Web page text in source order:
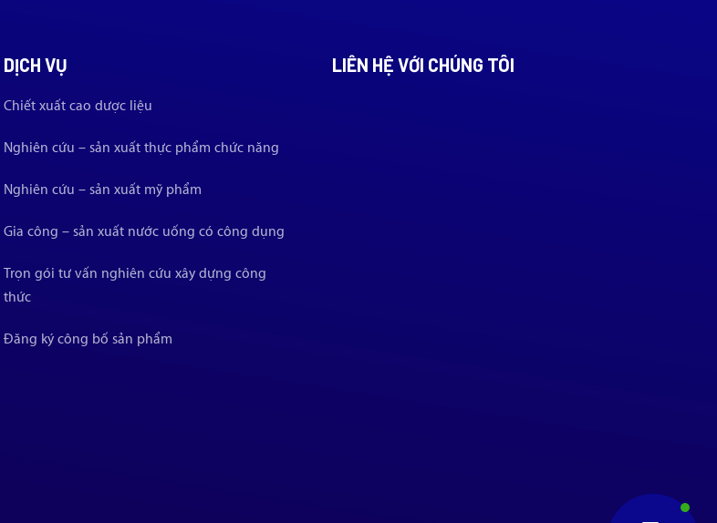
DỊCH VỤ
Chiết xuất cao dược liệu
Nghiên cứu – sản xuất thực phẩm chức năng
Nghiên cứu – sản xuất mỹ phẩm
Gia công – sản xuất nước uống có công dụng
Trọn gói tư vấn nghiên cứu xây dựng công
thức
Đăng ký công bố sản phẩm
LIÊN HỆ VỚI CHÚNG TÔI